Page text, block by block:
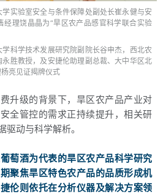
学实验室安全与条件保障处副处长崔永健与安
经理饶晶晶为“旱区农产品感官科学联合实验
学科学技术发展研究院副院长谷申杰，西北农
胜教授，及安捷伦助理副总裁、大中华区北
亮见证揭牌仪式
升级的背景下，旱区农产品产业对
全管控的需求正持续提升，相关研
驱动与科学解析。
萄酒为代表的旱区农产品科学研究
聚焦旱区特色农产品的品质形成机
伦则依托在分析仪器及解决方案领